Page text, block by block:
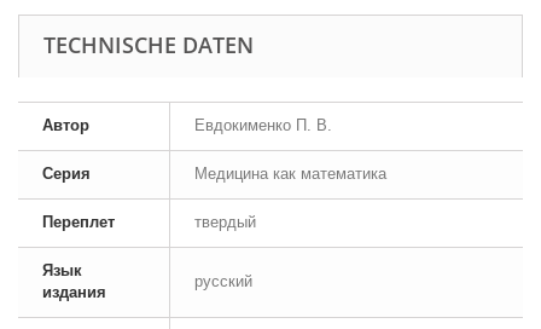
TECHNISCHE DATEN
Автор Евдокименко П. В.
Серия Медицина как математика
Переплет твердый
Язык
издания
русский